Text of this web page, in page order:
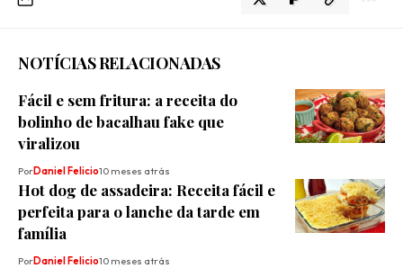
NOTÍCIAS RELACIONADAS
Fácil e sem fritura: a receita do
bolinho de bacalhau fake que
viralizou
PorDaniel Felicio10 meses atrás
Hot dog de assadeira: Receita fácil e
perfeita para o lanche da tarde em
família
PorDaniel Felicio10 meses atrás